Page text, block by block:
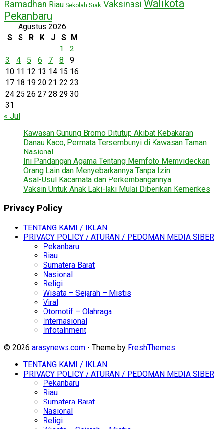
Ramadhan Riau Sekolah Siak Vaksinasi Walikota
Pekanbaru
Agustus 2026
S
S R K J S
M
1
2
3
4 5 6 7 8
9
10 11 12 13 14 15 16
17 18 19 20 21 22 23
24 25 26 27 28 29 30
31
« Jul
Kawasan Gunung Bromo Ditutup Akibat Kebakaran
Danau Kaco, Permata Tersembunyi di Kawasan Taman
Nasional
Ini Pandangan Agama Tentang Memfoto Memvideokan
Orang Lain dan Menyebarkannya Tanpa Izin
Asal-Usul Kacamata dan Perkembangannya
Vaksin Untuk Anak Laki-laki Mulai Diberikan Kemenkes
Privacy Policy
TENTANG KAMI / IKLAN
PRIVACY POLICY / ATURAN / PEDOMAN MEDIA SIBER
Pekanbaru
Riau
Sumatera Barat
Nasional
Religi
Wisata – Sejarah – Mistis
Viral
Otomotif – Olahraga
Internasional
Infotainment
© 2026 arasynews.com - Theme by FreshThemes
TENTANG KAMI / IKLAN
PRIVACY POLICY / ATURAN / PEDOMAN MEDIA SIBER
Pekanbaru
Riau
Sumatera Barat
Nasional
Religi